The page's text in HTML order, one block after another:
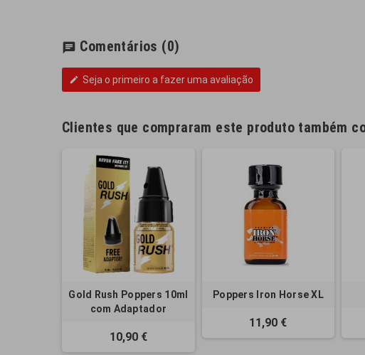
chat Comentários (0)
edit Seja o primeiro a fazer uma avaliação
Clientes que compraram este produto também
Gold Rush Poppers 10ml
com Adaptador
10,90 €
Poppers Iron Horse XL
11,90 €